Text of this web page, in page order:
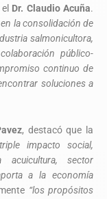
Dr. Claudio Acuña.
la consolidación de
salmonicultora,
público-
continuo de
soluciones a
, destacó que la
impacto social,
sector
a la economía
“los propósitos